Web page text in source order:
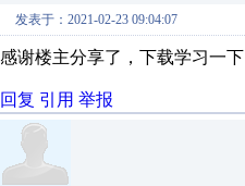
发表于：2021-02-23 09:04:07
感谢楼主分享了，下载学习一下
回复 引用 举报